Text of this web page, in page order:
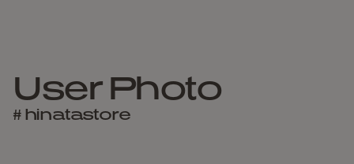
User Photo
# hinatastore